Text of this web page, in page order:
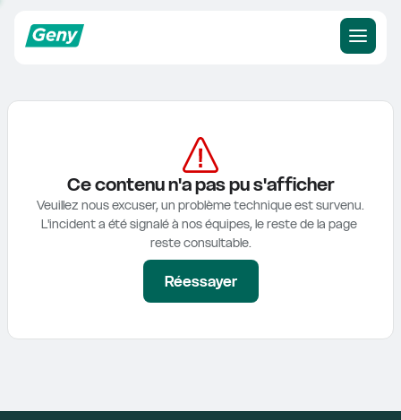
Ce contenu n'a pas pu s'afficher
Veuillez nous excuser, un problème technique est survenu.
L'incident a été signalé à nos équipes, le reste de la page
reste consultable.
Réessayer